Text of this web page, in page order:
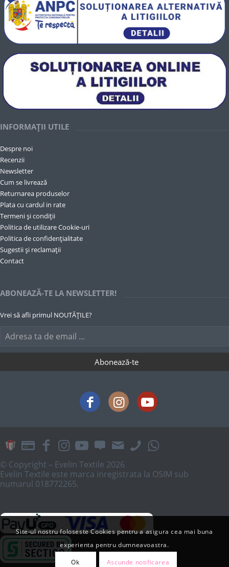
INFORMAȚII UTILE
Despre noi
Recenzii
Newsletter
Cum se livrează
Returnarea produselor
Plata cu cardul in rate
Termeni și condiții
Politica de utilizare Cookie-uri
Politica de confidențialitate
Sugestii și reclamații
Contact
ABONEAZĂ-TE LA NEWSLETTER!
Vrei să afli primul NOUTĂȚILE?
© Copyright – Evelin Textile 2026
Evelin Textile este marca inregistrata la OSIM sub
numarul 018772265.
Site-ul nostru foloseste Cookies pentru a asigura cea mai buna
experienta pentru dumneavoastra.
Ok Ascunde notificarea